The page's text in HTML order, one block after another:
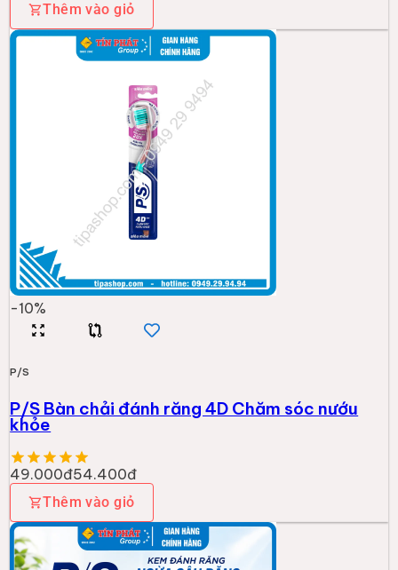
Thêm vào giỏ
-10%
P/S
P/S Bàn chải đánh răng 4D Chăm sóc nướu
khỏe
49.000đ54.400đ
Thêm vào giỏ